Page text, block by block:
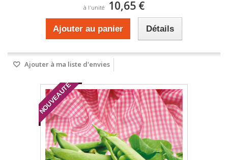
à l'unité 10,65 €
Ajouter au panier Détails
Ajouter à ma liste d'envies
NOUVEAUTÉ